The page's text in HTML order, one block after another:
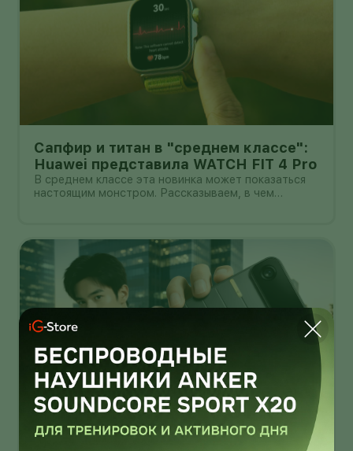
Сапфир и титан в "среднем классе":
Huawei представила WATCH FIT 4 Pro
В среднем классе эта новинка может показаться
настоящим монстром. Рассказываем, в чем
Смартфон-конструктор толщиной